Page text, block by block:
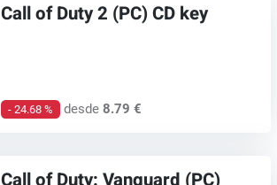
Call of Duty 2 (PC) CD key
- 24.68 % desde8.79 €